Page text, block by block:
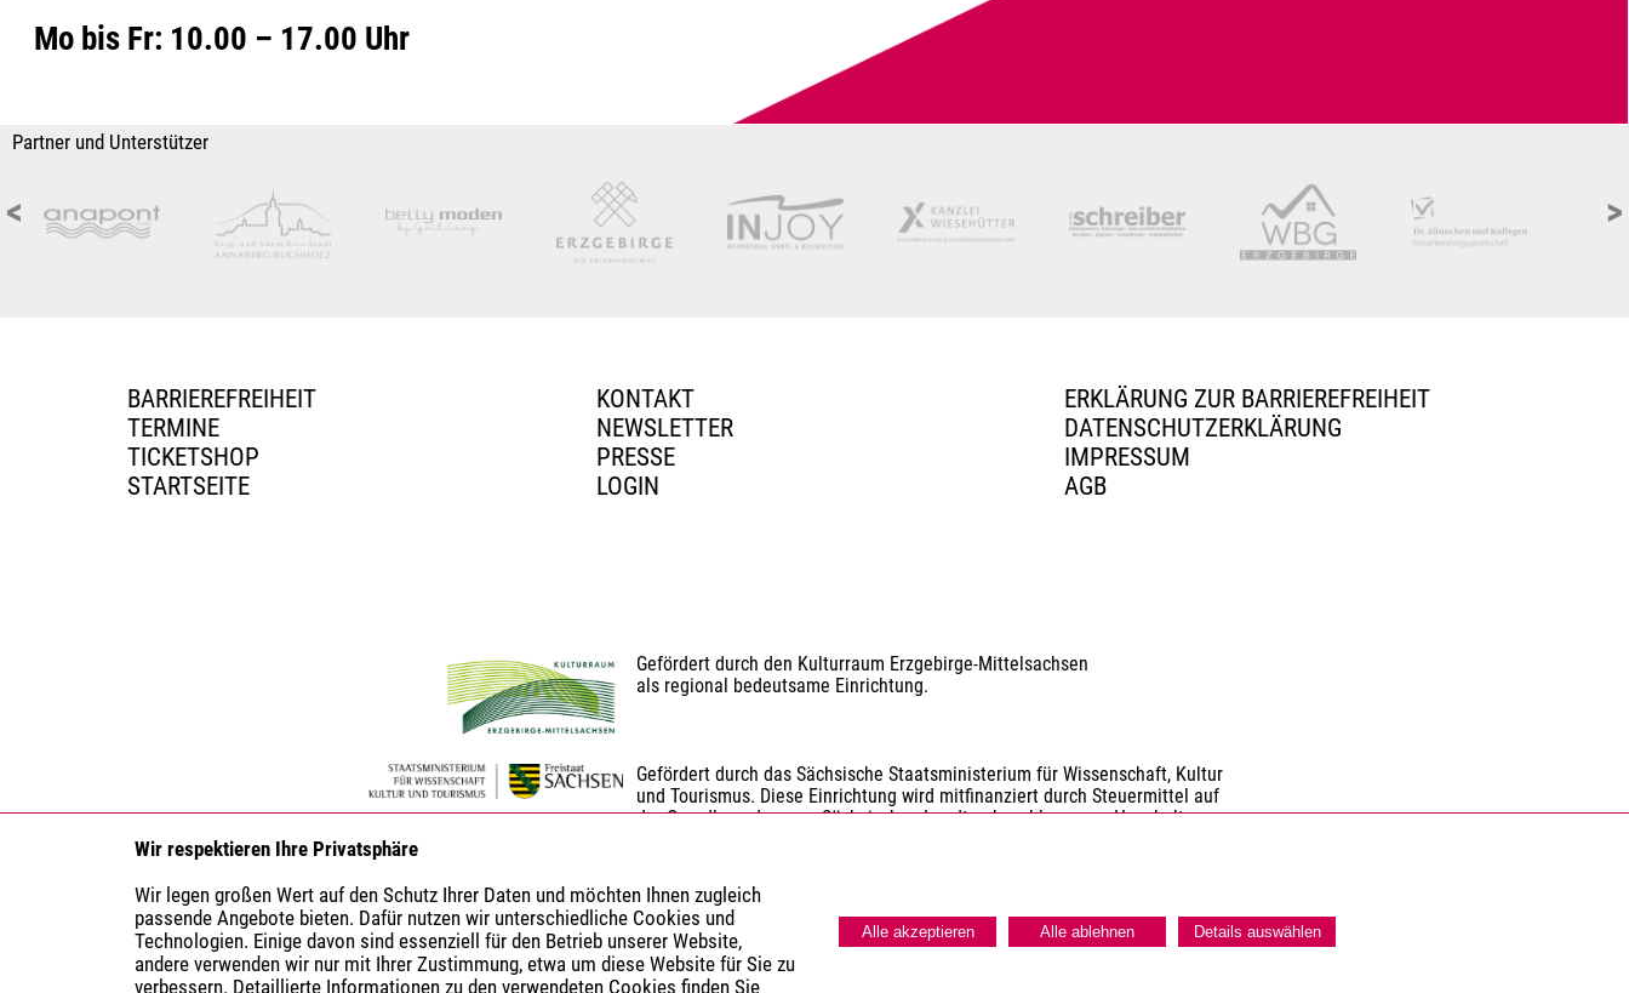
Wir respektieren Ihre Privatsphäre
Wir legen großen Wert auf den Schutz Ihrer Daten und möchten Ihnen zugleich
passende Angebote bieten. Dafür nutzen wir unterschiedliche Cookies und
Technologien. Einige davon sind essenziell für den Betrieb unserer Website,
andere verwenden wir nur mit Ihrer Zustimmung, etwa um diese Website für Sie zu
verbessern. Detaillierte Informationen zu den verwendeten Cookies finden Sie
Alle akzeptieren Alle ablehnen Details auswählen
Mo bis Fr: 10.00 – 17.00 Uhr
Partner und Unterstützer
< >
BARRIEREFREIHEIT
TERMINE
TICKETSHOP
STARTSEITE
KONTAKT
NEWSLETTER
PRESSE
LOGIN
ERKLÄRUNG ZUR BARRIEREFREIHEIT
DATENSCHUTZERKLÄRUNG
IMPRESSUM
AGB
Gefördert durch den Kulturraum Erzgebirge-Mittelsachsen
als regional bedeutsame Einrichtung.
Gefördert durch das Sächsische Staatsministerium für Wissenschaft, Kultur
und Tourismus. Diese Einrichtung wird mitfinanziert durch Steuermittel auf
der Grundlage des vom Sächsischen Landtag beschlossenen Haushaltes.
Gefördert durch den Landkreis Erzgebirgskreis.